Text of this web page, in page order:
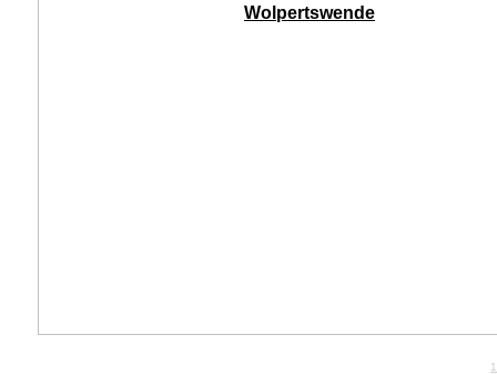
Wolpertswende
1